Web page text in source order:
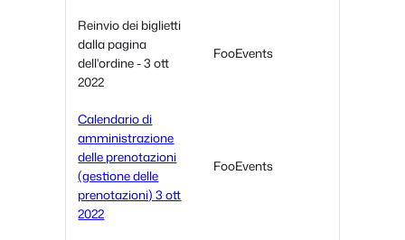
Reinvio dei biglietti
dalla pagina
dell'ordine - 3 ott
2022
FooEvents
Calendario di
amministrazione
delle prenotazioni
(gestione delle
prenotazioni) 3 ott
2022
FooEvents